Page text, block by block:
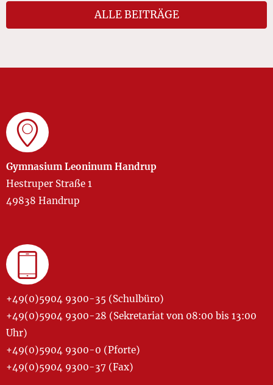
ALLE BEITRÄGE
Gymnasium Leoninum Handrup
Hestruper Straße 1
49838 Handrup
+49(0)5904 9300-35 (Schulbüro)
+49(0)5904 9300-28 (Sekretariat von 08:00 bis 13:00
Uhr)
+49(0)5904 9300-0 (Pforte)
+49(0)5904 9300-37 (Fax)